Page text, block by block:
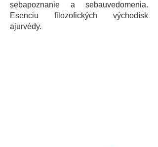
sebapoznanie a sebauvedomenia.
Esenciu filozofických východísk
ajurvédy.